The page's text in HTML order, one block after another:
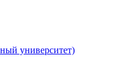
университет)